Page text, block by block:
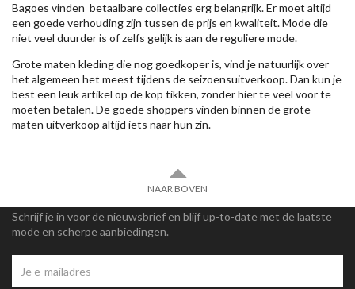
Bagoes vinden betaalbare collecties erg belangrijk. Er moet altijd
een goede verhouding zijn tussen de prijs en kwaliteit. Mode die
niet veel duurder is of zelfs gelijk is aan de reguliere mode.
Grote maten kleding die nog goedkoper is, vind je natuurlijk over
het algemeen het meest tijdens de seizoensuitverkoop. Dan kun je
best een leuk artikel op de kop tikken, zonder hier te veel voor te
moeten betalen. De goede shoppers vinden binnen de grote
maten uitverkoop altijd iets naar hun zin.
NAAR BOVEN
Schrijf je in voor de nieuwsbrief en blijf up-to-date met de laatste
mode en scherpe aanbiedingen.